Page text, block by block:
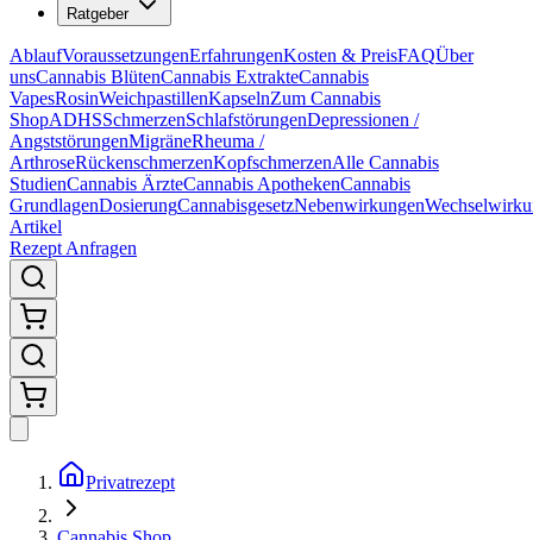
Ratgeber
AblaufVoraussetzungenErfahrungenKosten & PreisFAQÜber
unsCannabis BlütenCannabis ExtrakteCannabis
VapesRosinWeichpastillenKapselnZum Cannabis
ShopADHSSchmerzenSchlafstörungenDepressionen /
AngststörungenMigräneRheuma /
ArthroseRückenschmerzenKopfschmerzenAlle Cannabis
StudienCannabis ÄrzteCannabis ApothekenCannabis
GrundlagenDosierungCannabisgesetzNebenwirkungen
Artikel
Rezept Anfragen
Privatrezept